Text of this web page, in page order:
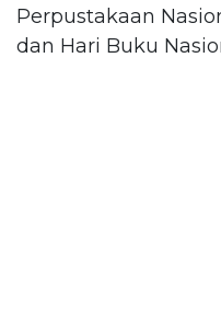
Perpustakaan
dan Hari Buku